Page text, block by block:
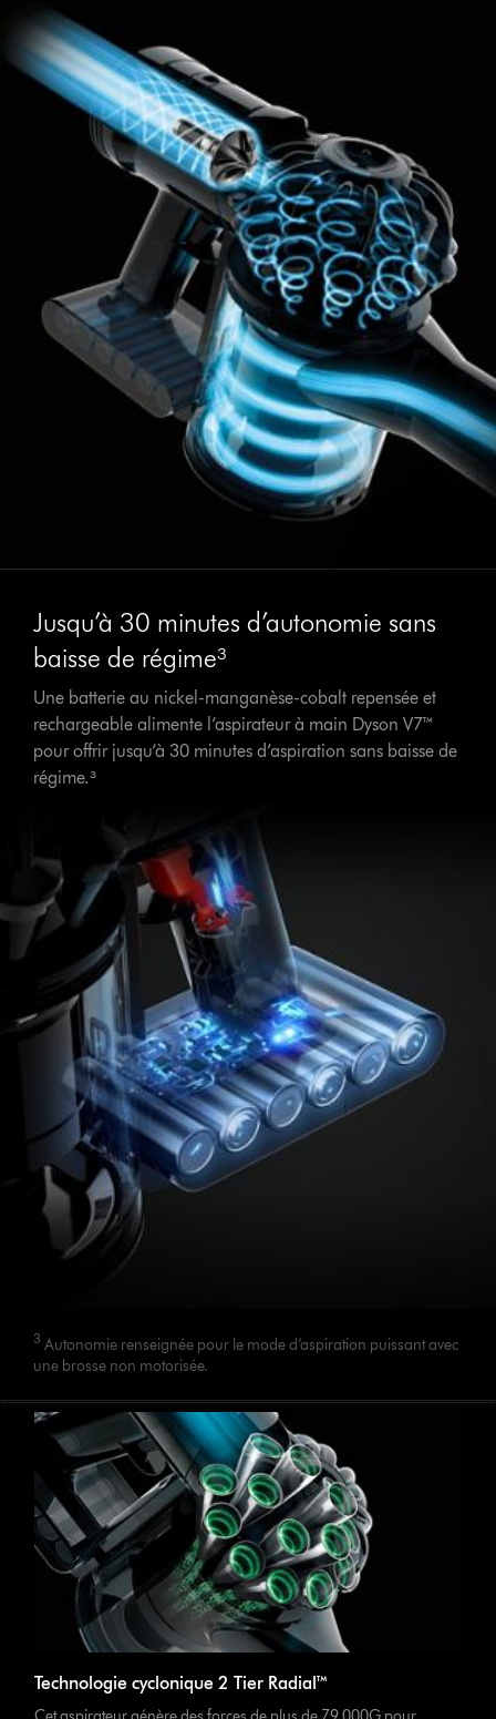
Jusqu’à 30 minutes d’autonomie sans
baisse de régime³
Une batterie au nickel-manganèse-cobalt repensée et
rechargeable alimente l’aspirateur à main Dyson V7™
pour offrir jusqu’à 30 minutes d’aspiration sans baisse de
régime.³
3 Autonomie renseignée pour le mode d’aspiration puissant avec
une brosse non motorisée.
Technologie cyclonique 2 Tier Radial™